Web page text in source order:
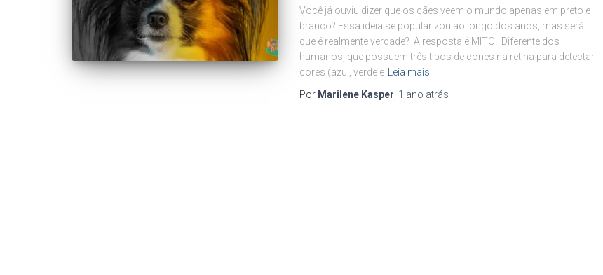
Você já ouviu dizer que os cães veem o mundo apenas em preto e
branco? Essa ideia se popularizou ao longo dos anos, mas será
que é realmente verdade? A resposta é MITO! Diferente dos
humanos, que possuem três tipos de cones na retina para detectar
cores (azul, verde e
Leia mais
Por Marilene Kasper 1 ano atrás